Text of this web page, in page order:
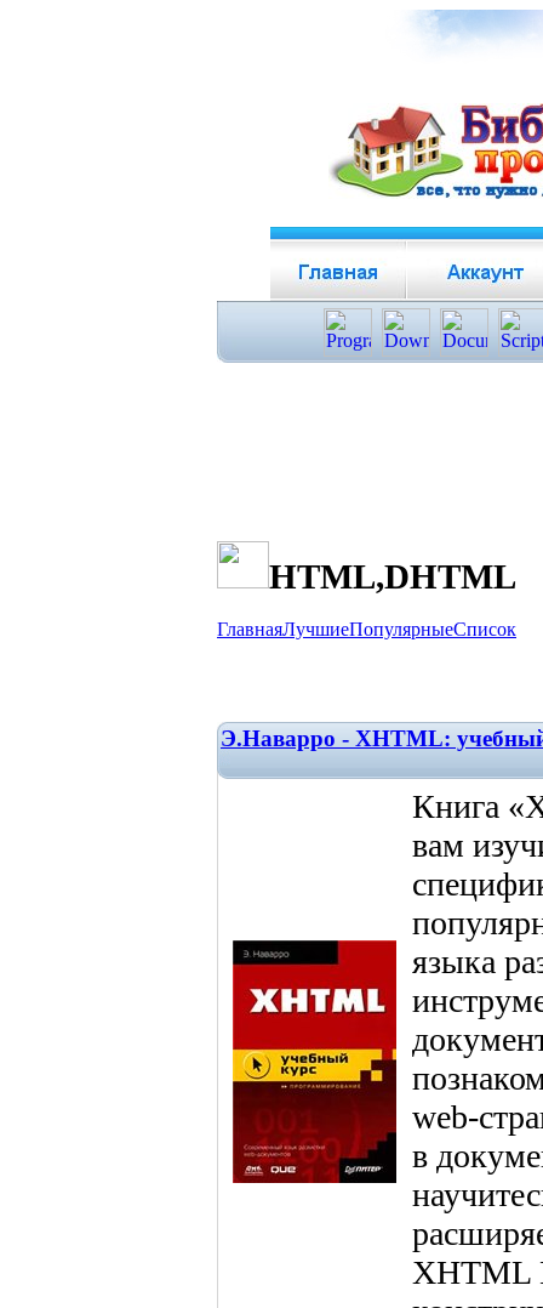
HTML,DHTML
ГлавнаяЛучшиеПопулярныеСписок
Э.Наварро - XHTML:
Книга
вам
языка
web-
в
XHTML